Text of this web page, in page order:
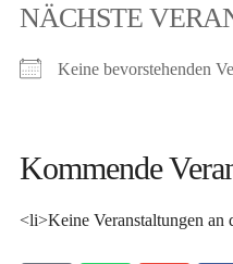
NÄCHSTE
Keine bevorstehenden
Kommende
<li>Keine Veranstaltungen an